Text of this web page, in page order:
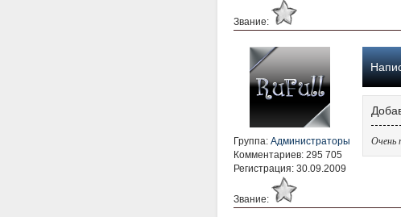
Звание:
Группа: Администраторы
Комментариев: 295 705
Регистрация: 30.09.2009
Звание:
Очень